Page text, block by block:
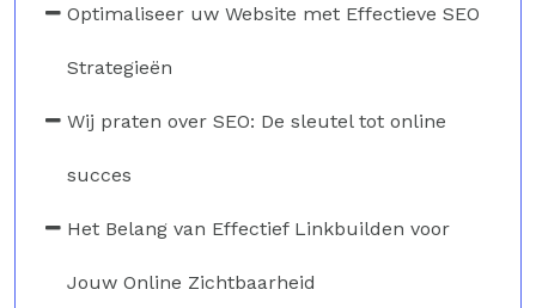
Optimaliseer uw Website met Effectieve SEO
Strategieën
Wij praten over SEO: De sleutel tot online
succes
Het Belang van Effectief Linkbuilden voor
Jouw Online Zichtbaarheid